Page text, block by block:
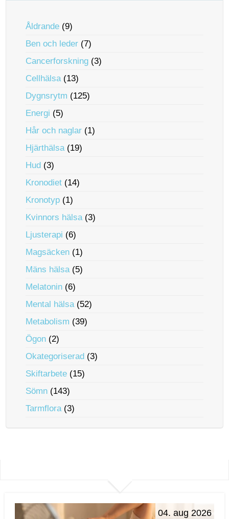
Åldrande (9)
Ben och leder (7)
Cancerforskning (3)
Cellhälsa(13)
Dygnsrytm (125)
Energi (5)
Hår och naglar (1)
Hjärthälsa(19)
Hud (3)
Kronodiet (14)
Kronotyp (1)
Kvinnors hälsa(3)
Ljusterapi (6)
Magsäcken (1)
Mäns hälsa(5)
Melatonin (6)
Mental hälsa(52)
Metabolism (39)
Ögon (2)
Okategoriserad (3)
Skiftarbete (15)
Sömn (143)
Tarmflora(3)
04. aug 2026